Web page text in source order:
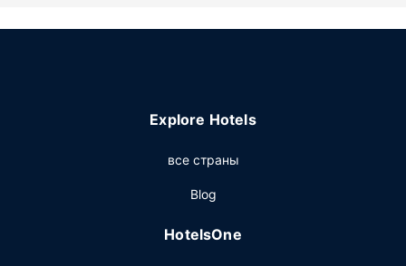
сауна. Этот отель предоставляет дополнительные
Когда вы проголодаетесь, зайдите в ресторан. Этот
легкими закусками. Проведите отличный вечер в баре/
ежедневно с 6:30 до 9:30 за дополнительную плату.
Explore Hotels
все страны
Blog
HotelsOne